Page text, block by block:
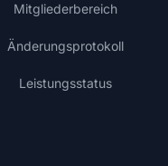
Mitgliederbereich
Änderungsprotokoll
Leistungsstatus